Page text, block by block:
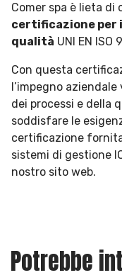
Comer spa è lieta
certificazione per
qualità UNI EN ISO
Con questa
l’impegno
dei processi e della
soddisfare le
certificazione
sistemi di gestione
nostro sito web.
Potrebbe